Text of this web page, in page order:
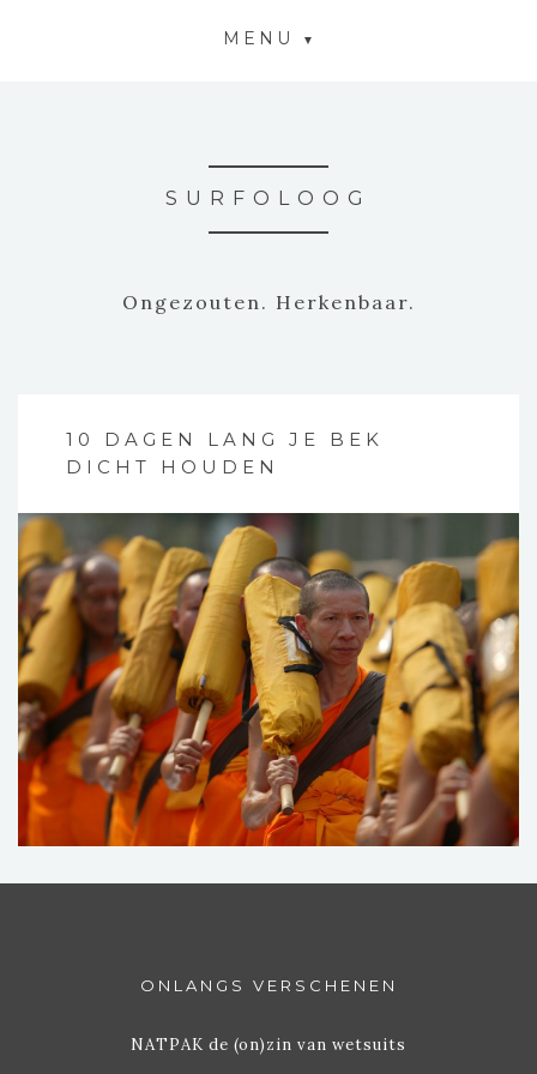
MENU
SURFOLOOG
Ongezouten. Herkenbaar.
10 DAGEN LANG JE BEK
DICHT HOUDEN
ONLANGS VERSCHENEN
NATPAK de (on)zin van wetsuits